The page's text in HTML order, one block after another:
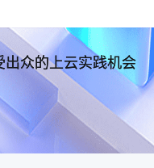
众的上云实践机会